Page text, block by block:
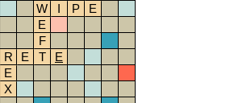
W
I P
E
E
F
R E T
E
E
X